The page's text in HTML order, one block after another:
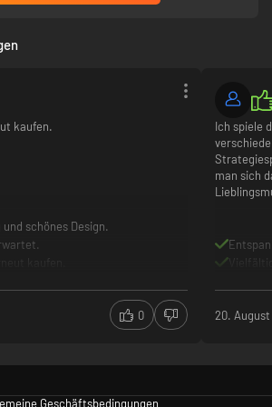
Grafikstil
kaufen.
schönes Design.
0
Ich spiele
man sich
20.
Geschäftsbedingungen